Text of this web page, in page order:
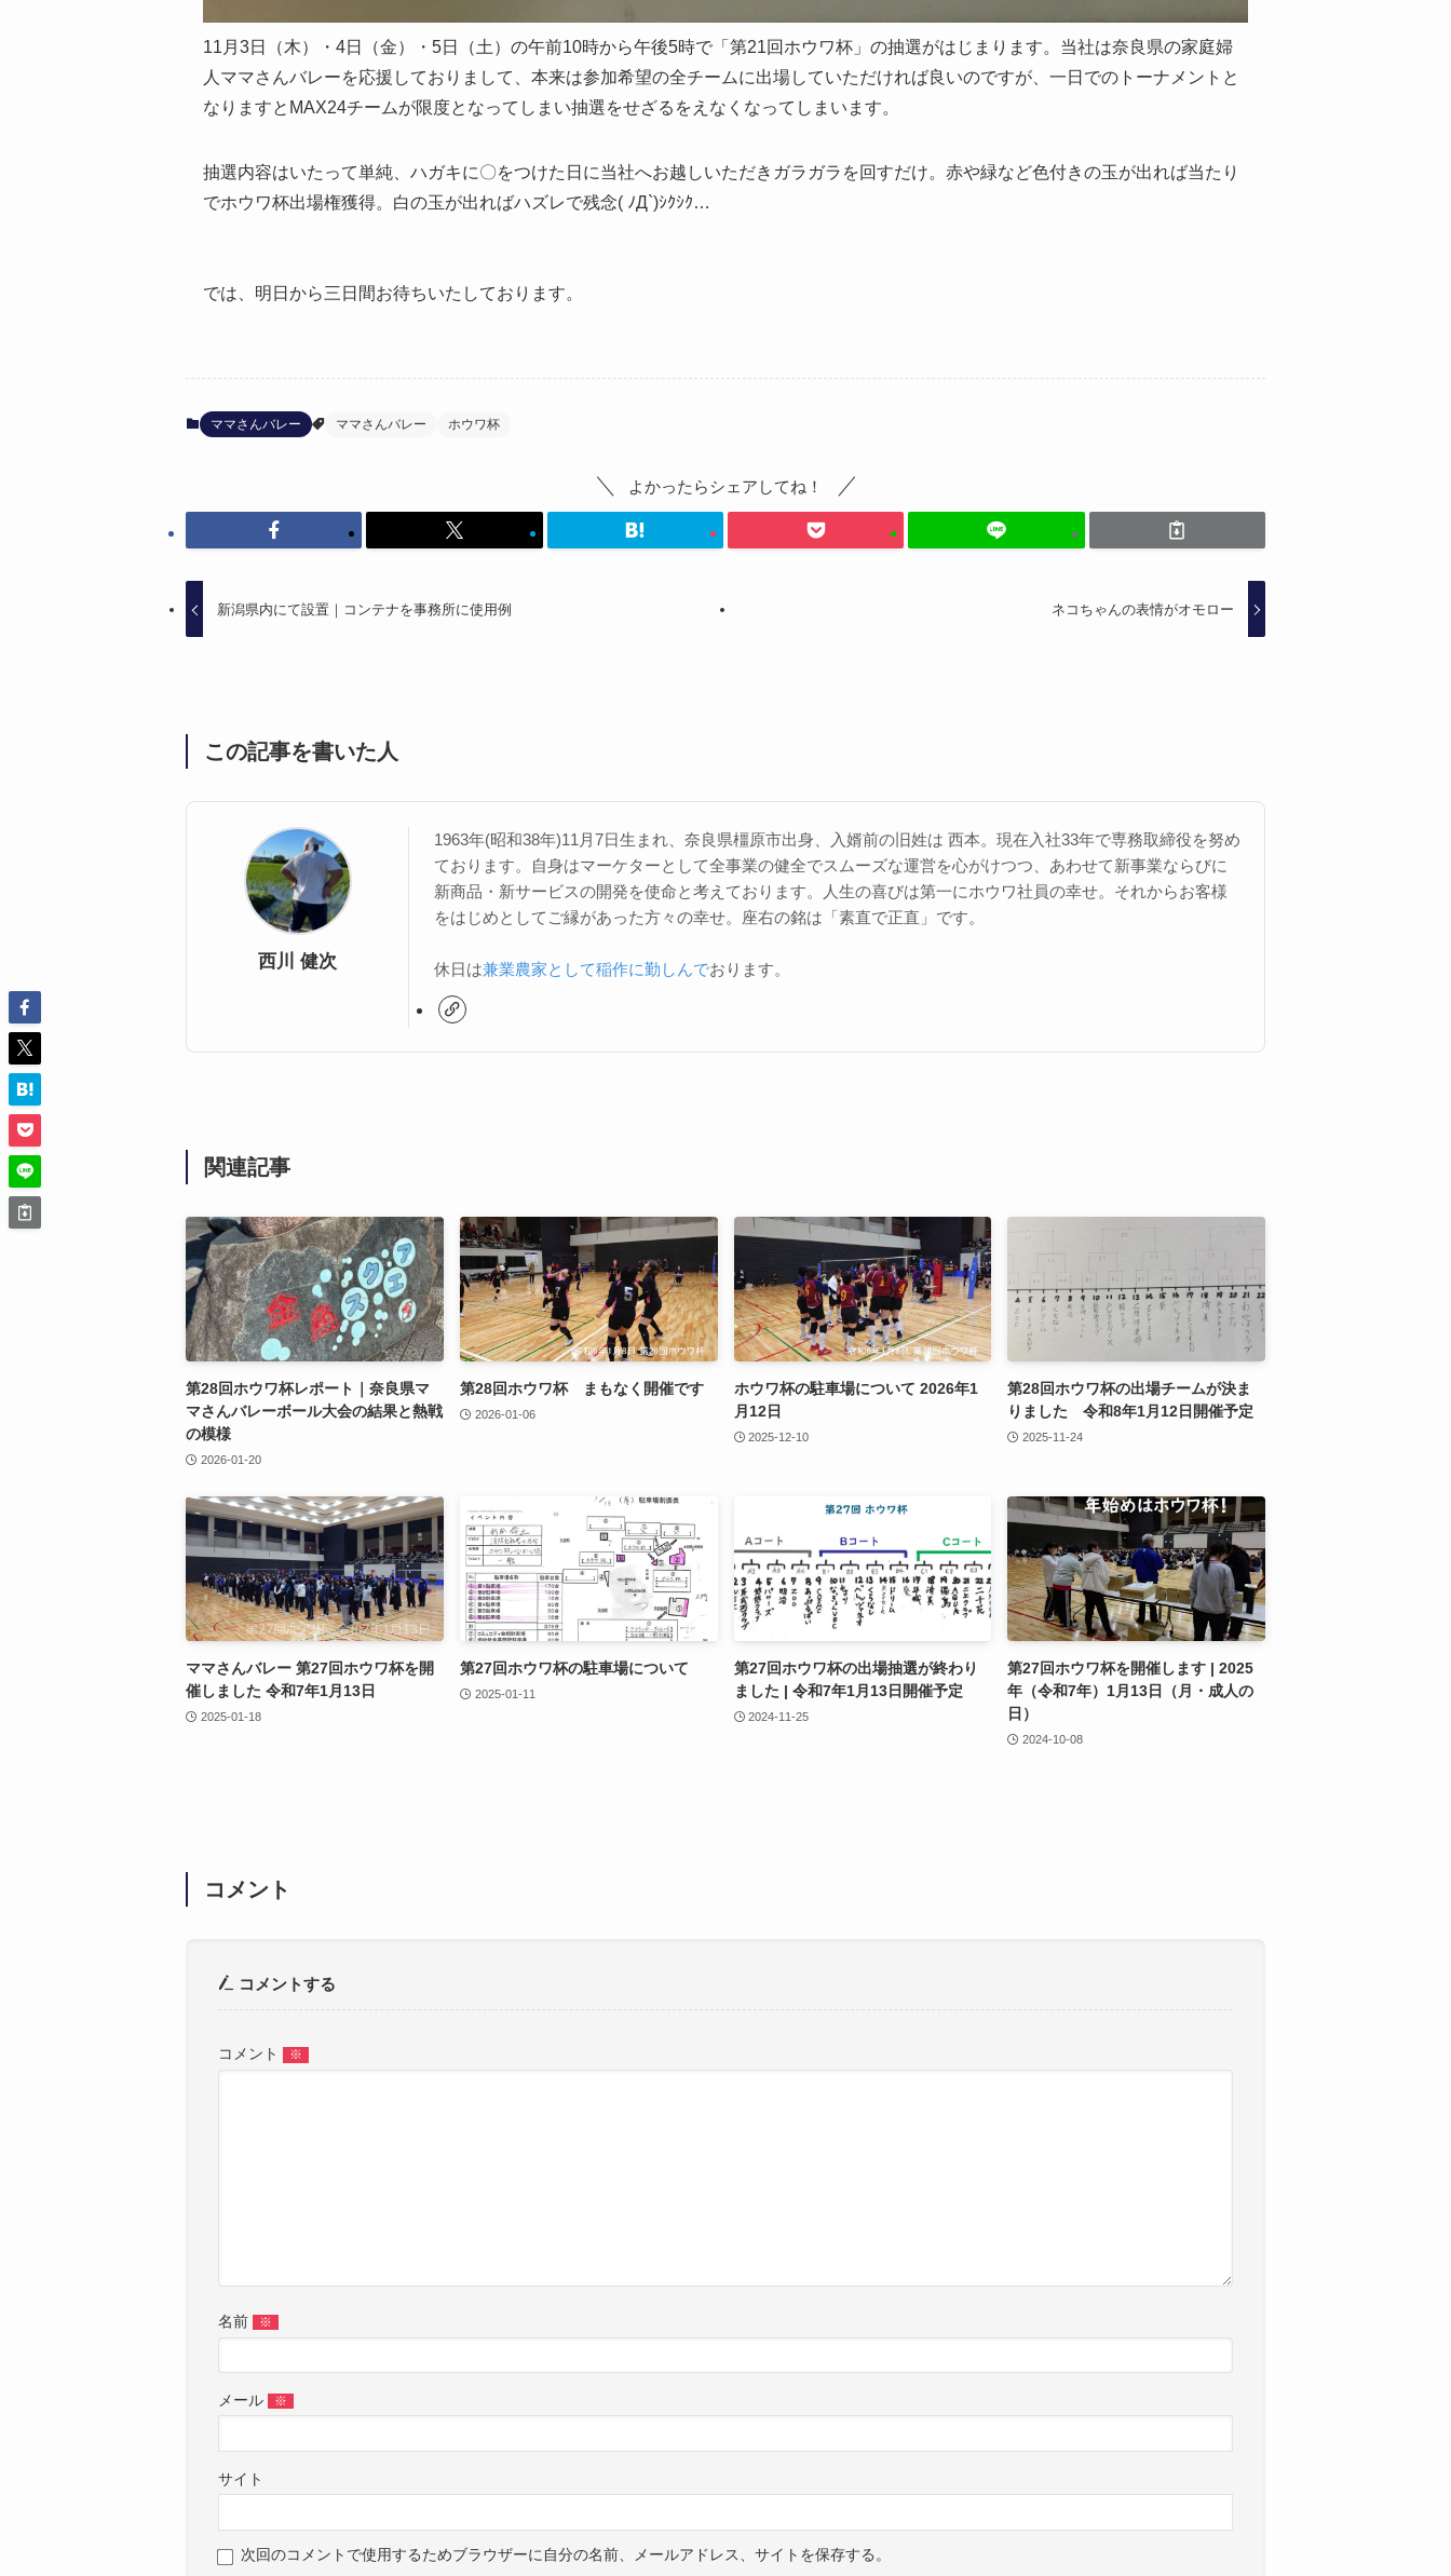
11月3日（木）・4日（金）・5日（土）の午前10時から午後5時で「第21回ホウワ杯」の抽選がはじまります。当社は奈良県の家庭婦
人ママさんバレーを応援しておりまして、本来は参加希望の全チームに出場していただければ良いのですが、一日でのトーナメントと
なりますとMAX24チームが限度となってしまい抽選をせざるをえなくなってしまいます。
抽選内容はいたって単純、ハガキに〇をつけた日に当社へお越しいただきガラガラを回すだけ。赤や緑など色付きの玉が出れば当たり
でホウワ杯出場権獲得。白の玉が出ればハズレで残念( ﾉД`)ｼｸｼｸ…
では、明日から三日間お待ちいたしております。
ママさんバレー ママさんバレー ホウワ杯
よかったらシェアしてね！
新潟県内にて設置｜コンテナを事務所に使用例 ネコちゃんの表情がオモロー
この記事を書いた人
西川 健次
1963年(昭和38年)11月7日生まれ、奈良県橿原市出身、入婿前の旧姓は 西本。現在入社33年で専務取締役を努め
ております。自身はマーケターとして全事業の健全でスムーズな運営を心がけつつ、あわせて新事業ならびに
新商品・新サービスの開発を使命と考えております。人生の喜びは第一にホウワ社員の幸せ。それからお客様
をはじめとしてご縁があった方々の幸せ。座右の銘は「素直で正直」です。
休日は兼業農家として稲作に勤しんでおります。
関連記事
第28回ホウワ杯レポート｜奈良県マ
マさんバレーボール大会の結果と熱戦
の模様
2026-01-20
第28回ホウワ杯 まもなく開催です
2026-01-06
ホウワ杯の駐車場について 2026年1
月12日
2025-12-10
第28回ホウワ杯の出場チームが決ま
りました 令和8年1月12日開催予定
2025-11-24
ママさんバレー 第27回ホウワ杯を開
催しました 令和7年1月13日
2025-01-18
第27回ホウワ杯の駐車場について
2025-01-11
第27回ホウワ杯の出場抽選が終わり
ました | 令和7年1月13日開催予定
2024-11-25
第27回ホウワ杯を開催します | 2025
年（令和7年）1月13日（月・成人の
日）
2024-10-08
コメント
コメントする
コメント ※
名前 ※
メール ※
サイト
次回のコメントで使用するためブラウザーに自分の名前、メールアドレス、サイトを保存する。